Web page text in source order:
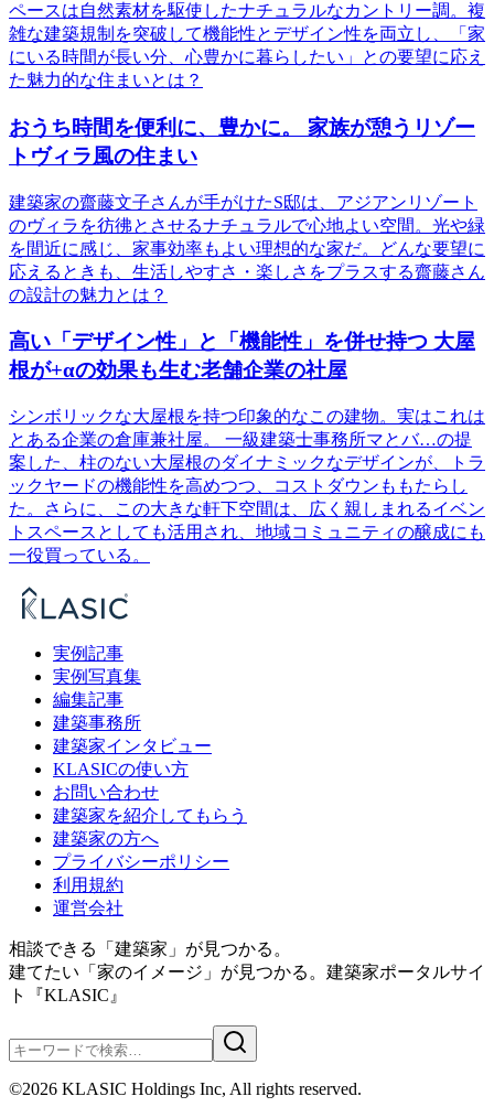
ペースは自然素材を駆使したナチュラルなカントリー調。複
雑な建築規制を突破して機能性とデザイン性を両立し、「家
にいる時間が長い分、心豊かに暮らしたい」との要望に応え
た魅力的な住まいとは？
おうち時間を便利に、豊かに。 家族が憩うリゾー
トヴィラ風の住まい
建築家の齋藤文子さんが手がけたS邸は、アジアンリゾート
のヴィラを彷彿とさせるナチュラルで心地よい空間。光や緑
を間近に感じ、家事効率もよい理想的な家だ。どんな要望に
応えるときも、生活しやすさ・楽しさをプラスする齋藤さん
の設計の魅力とは？
高い「デザイン性」と「機能性」を併せ持つ 大屋
根が+αの効果も生む老舗企業の社屋
シンボリックな大屋根を持つ印象的なこの建物。実はこれは
とある企業の倉庫兼社屋。 一級建築士事務所マとバ…の提
案した、柱のない大屋根のダイナミックなデザインが、トラ
ックヤードの機能性を高めつつ、コストダウンももたらし
た。さらに、この大きな軒下空間は、広く親しまれるイベン
トスペースとしても活用され、地域コミュニティの醸成にも
一役買っている。
実例記事
実例写真集
編集記事
建築事務所
建築家インタビュー
KLASICの使い方
お問い合わせ
建築家を紹介してもらう
建築家の方へ
プライバシーポリシー
利用規約
運営会社
相談できる「建築家」が見つかる。
建てたい「家のイメージ」が見つかる。 建築家ポータルサイ
ト『KLASIC』
©2026 KLASIC Holdings Inc, All rights reserved.